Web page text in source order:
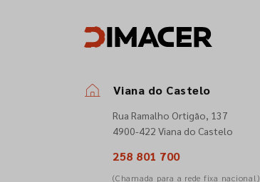
Viana do Castelo
Rua Ramalho Ortigão, 137
4900-422 Viana do Castelo
258 801 700
(Chamada para a rede fixa nacional)